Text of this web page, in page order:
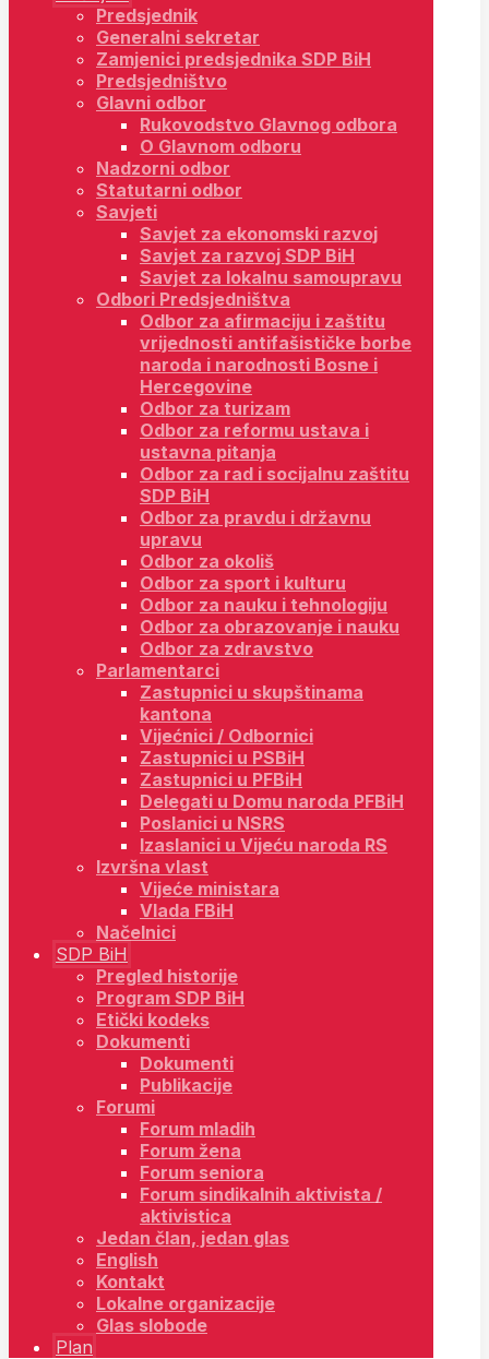
Predsjednik
Generalni sekretar
Zamjenici predsjednika SDP BiH
Predsjedništvo
Glavni odbor
Rukovodstvo Glavnog odbora
O Glavnom odboru
Nadzorni odbor
Statutarni odbor
Savjeti
Savjet za ekonomski razvoj
Savjet za razvoj SDP BiH
Savjet za lokalnu samoupravu
Odbori Predsjedništva
Odbor za afirmaciju i zaštitu
vrijednosti antifašističke borbe
naroda i narodnosti Bosne i
Hercegovine
Odbor za turizam
Odbor za reformu ustava i
ustavna pitanja
Odbor za rad i socijalnu zaštitu
SDP BiH
Odbor za pravdu i državnu
upravu
Odbor za okoliš
Odbor za sport i kulturu
Odbor za nauku i tehnologiju
Odbor za obrazovanje i nauku
Odbor za zdravstvo
Parlamentarci
Zastupnici u skupštinama
kantona
Vijećnici / Odbornici
Zastupnici u PSBiH
Zastupnici u PFBiH
Delegati u Domu naroda PFBiH
Poslanici u NSRS
Izaslanici u Vijeću naroda RS
Izvršna vlast
Vijeće ministara
Vlada FBiH
Načelnici
SDP BiH
Pregled historije
Program SDP BiH
Etički kodeks
Dokumenti
Dokumenti
Publikacije
Forumi
Forum mladih
Forum žena
Forum seniora
Forum sindikalnih aktivista /
aktivistica
Jedan član, jedan glas
English
Kontakt
Lokalne organizacije
Glas slobode
Plan